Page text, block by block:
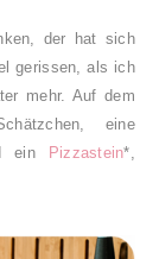
der hat sich
gerissen, als ich
mehr. Auf dem
eine
ein Pizzastein*,